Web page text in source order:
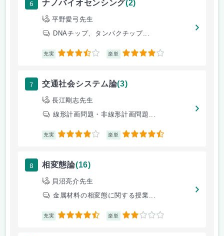
6 ナノバイオセンシング(2)
平野愛弓先生
DNAチップ、タンパクチップ...
充実 3.5 楽単 4
7 交通社会システム論(3)
長江剛志先生
線形計画問題・非線形計画問題...
充実 4 楽単 4.5
8 相変態論(16)
貝沼亮介先生
金属材料の相変態に関する授業...
充実 4.5 楽単 2